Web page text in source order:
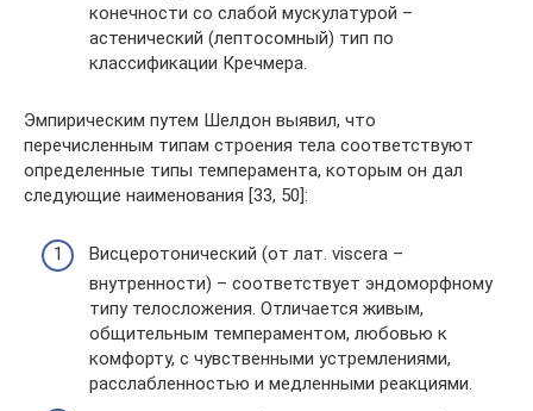
конечности со слабой мускула­турой –
астенический (лептосомный) тип по
классификации Кречмера.
Эмпирическим путем Шелдон выявил, что
перечисленным типам строения тела соответствуют
определенные типы темперамента, которым он дал
следующие наименования [33, 50]:
Висцеротонический (от лат. viscera –
внутренности) – соответствует эндоморфному
типу телосложения. Отличается живым,
общительным темпераментом, любовью к
комфорту, с чувственными устремлениями,
расслабленностью и медленными реакциями.